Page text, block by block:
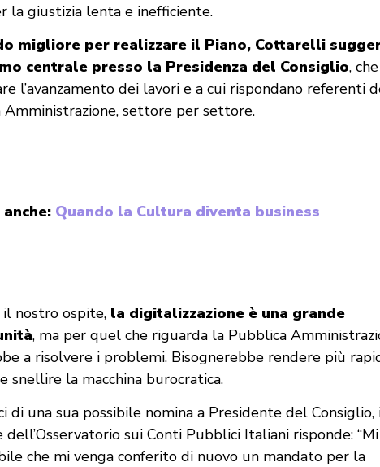
la giustizia lenta e inefficiente.
migliore per realizzare il Piano, Cottarelli
centrale presso la Presidenza del Consiglio,
l’avanzamento dei lavori e a cui rispondano referenti
Amministrazione, settore per settore.
Quando la Cultura diventa business
il nostro ospite, la digitalizzazione è una grande
, ma per quel che riguarda la Pubblica
a risolvere i problemi. Bisognerebbe rendere più
snellire la macchina burocratica.
di una sua possibile nomina a Presidente del Consiglio,
sui Conti Pubblici Italiani risponde:
che mi venga conferito di nuovo un mandato per la